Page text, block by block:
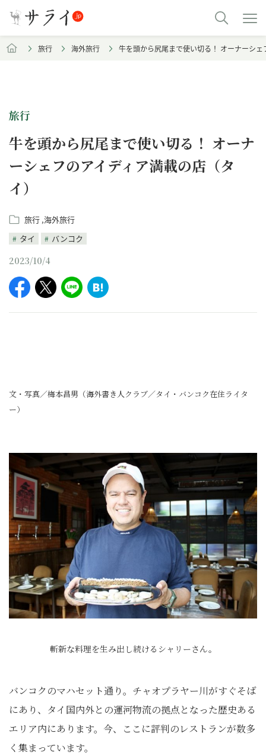
旅行 海外旅行 牛を頭から尻尾まで使い切る！ オーナーシ
旅行
牛を頭から尻尾まで使い切る！ オーナ
ーシェフのアイディア満載の店（タ
イ）
旅行 海外旅行
タイ
バンコク
2023/10/4
文・写真／梅本昌男（海外書き人クラブ／タイ・バンコク在住ライタ
ー）
斬新な料理を生み出し続けるシャリーさん。
バンコクのマハセット通り。チャオプラヤー川がすぐそば
にあり、タイ国内外との運河物流の拠点となった歴史ある
エリア内にあります。今、ここに評判のレストランが数多
く集まっています。